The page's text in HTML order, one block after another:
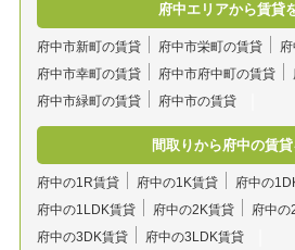
府中エリアから賃貸
府中市新町の賃貸 府中市栄町の賃貸
府中市幸町の賃貸
府中市府中町の賃貸
府中市緑町の賃貸
府中市の賃貸
間取りから府中の賃
府中の1R賃貸 府中の1K賃貸
府中の
府中の1LDK賃貸
府中の2K賃貸
府中の
府中の3DK賃貸
府中の3LDK賃貸